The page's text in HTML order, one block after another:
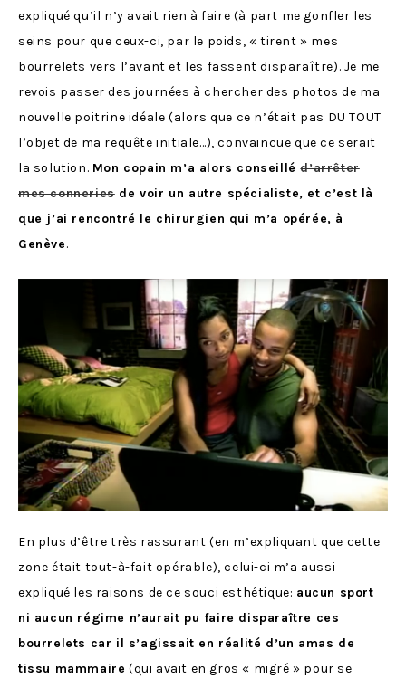
expliqué qu’il n’y avait rien à faire (à part me gonfler les
seins pour que ceux-ci, par le poids, « tirent » mes
bourrelets vers l’avant et les fassent disparaître). Je me
revois passer des journées à chercher des photos de ma
nouvelle poitrine idéale (alors que ce n’était pas DU TOUT
l’objet de ma requête initiale…), convaincue que ce serait
la solution. Mon copain m’a alors conseilléd’arrêter
mes conneriesde voir un autre spécialiste, et c’est là
que j’ai rencontré le chirurgien qui m’a opérée, à
Genève.
En plus d’être très rassurant (en m’expliquant que cette
zone était tout-à-fait opérable), celui-ci m’a aussi
expliqué les raisons de ce souci esthétique: aucun sport
ni aucun régime n’aurait pu faire disparaître ces
bourrelets car il s’agissait en réalité d’un amas de
tissu mammaire (qui avait en gros « migré » pour se